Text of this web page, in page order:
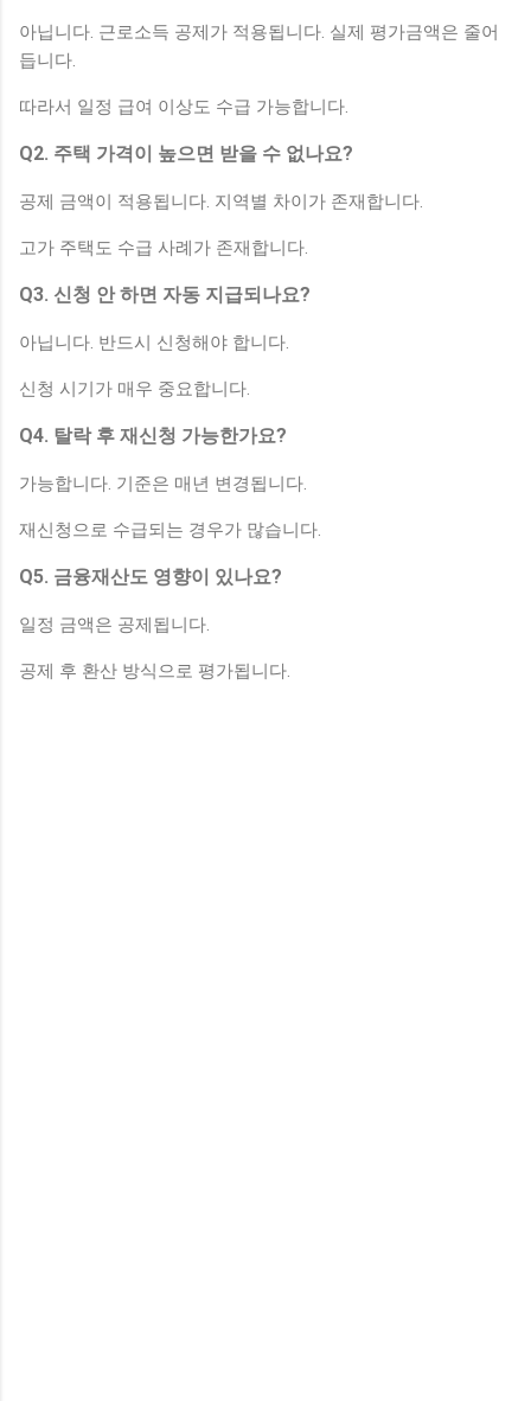
아닙니다. 근로소득 공제가 적용됩니다. 실제 평가금액은 줄어
듭니다.
따라서 일정 급여 이상도 수급 가능합니다.
Q2. 주택 가격이 높으면 받을 수 없나요?
공제 금액이 적용됩니다. 지역별 차이가 존재합니다.
고가 주택도 수급 사례가 존재합니다.
Q3. 신청 안 하면 자동 지급되나요?
아닙니다. 반드시 신청해야 합니다.
신청 시기가 매우 중요합니다.
Q4. 탈락 후 재신청 가능한가요?
가능합니다. 기준은 매년 변경됩니다.
재신청으로 수급되는 경우가 많습니다.
Q5. 금융재산도 영향이 있나요?
일정 금액은 공제됩니다.
공제 후 환산 방식으로 평가됩니다.